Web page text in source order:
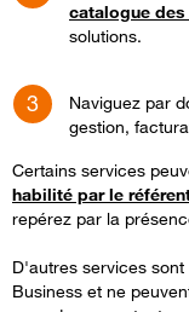
catalogue des
solutions.
Naviguez par
gestion,
Certains services
habilité par le
repérez par la
D'autres services
Business et ne